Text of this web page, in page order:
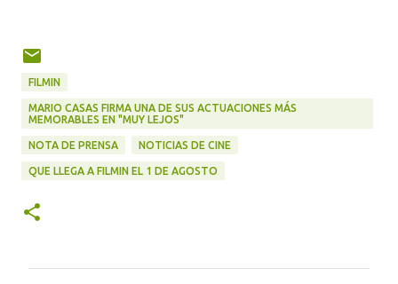
FILMIN
MARIO CASAS FIRMA UNA DE SUS ACTUACIONES MÁS
MEMORABLES EN "MUY LEJOS"
NOTA DE PRENSA NOTICIAS DE CINE
QUE LLEGA A FILMIN EL 1 DE AGOSTO